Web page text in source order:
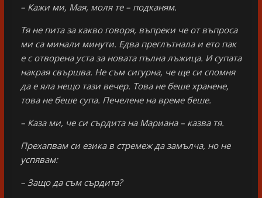
– Кажи ми, Мая, моля те – подканям.
Тя не пита за какво говоря, въпреки че от въпроса
ми са минали минути. Едва преглътнала и ето пак
е с отворена уста за новата пълна лъжица. И супата
накрая свършва. Не съм сигурна, че ще си спомня
да е яла нещо тази вечер. Това не беше хранене,
това не беше супа. Печелене на време беше.
– Каза ми, че си сърдита на Мариана – казва тя.
Прехапвам си езика в стремеж да замълча, но не
успявам:
– Защо да съм сърдита?